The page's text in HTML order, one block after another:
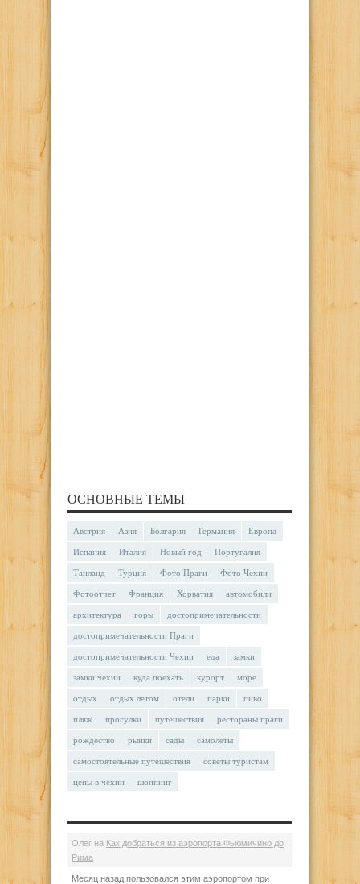
ОСНОВНЫЕ ТЕМЫ
Австрия Азия Болгария Германия Европа
Испания Италия Новый год Португалия
Таиланд Турция Фото Праги Фото Чехии
Фотоотчет Франция Хорватия автомобили
архитектура горы достопримечательности
достопримечательности Праги
достопримечательности Чехии еда замки
замки чехии куда поехать курорт море
отдых отдых летом отели парки пиво
пляж прогулки путешествия рестораны праги
рождество рынки сады самолеты
самостоятельные путешествия советы туристам
цены в чехии шоппинг
Олег на Как добраться из аэропорта Фьюмичино до
Рима
Месяц назад пользовался этим аэропортом при